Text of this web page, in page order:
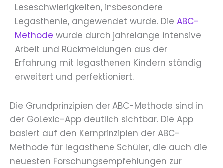
Leseschwierigkeiten, insbesondere
Legasthenie, angewendet wurde. Die ABC-
Methode wurde durch jahrelange intensive
Arbeit und Rückmeldungen aus der
Erfahrung mit legasthenen Kindern ständig
erweitert und perfektioniert.
Die Grundprinzipien der ABC-Methode sind in
der GoLexic-App deutlich sichtbar. Die App
basiert auf den Kernprinzipien der ABC-
Methode für legasthene Schüler, die auch die
neuesten Forschungsempfehlungen zur